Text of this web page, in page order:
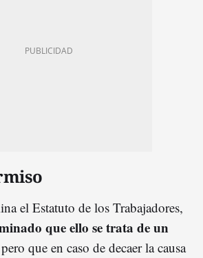
el Estatuto de los Trabajadores,
que ello se trata de un
pero que en caso de decaer la causa